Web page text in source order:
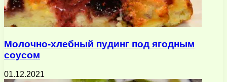
Молочно-хлебный пудинг под ягодным
соусом
01.12.2021